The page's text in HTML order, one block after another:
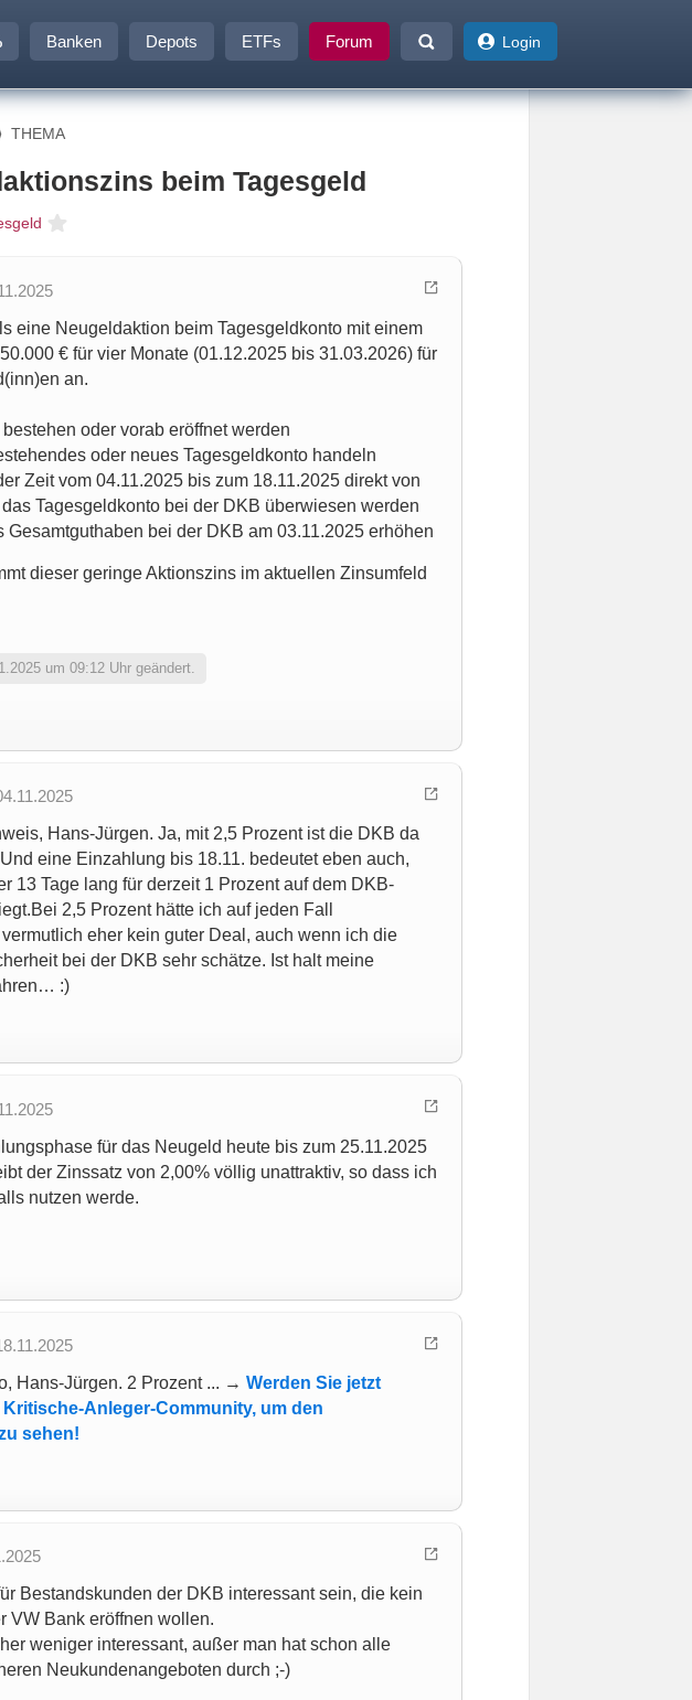
Banken Depots ETFs Forum Login
THEMA
beim Tagesgeld
eine Neugeldaktion beim Tagesgeldkonto mit einem
€ für vier Monate (01.12.2025 bis 31.03.2026) für
an.
oder vorab eröffnet werden
oder neues Tagesgeldkonto handeln
Zeit vom 04.11.2025 bis zum 18.11.2025 direkt von
Tagesgeldkonto bei der DKB überwiesen werden
Gesamtguthaben bei der DKB am 03.11.2025 erhöhen
dieser geringe Aktionszins im aktuellen Zinsumfeld
um 09:12 Uhr geändert.
Hans-Jürgen. Ja, mit 2,5 Prozent ist die DKB da
eine Einzahlung bis 18.11. bedeutet eben auch,
13 Tage lang für derzeit 1 Prozent auf dem DKB-
2,5 Prozent hätte ich auf jeden Fall
eher kein guter Deal, auch wenn ich die
bei der DKB sehr schätze. Ist halt meine
:)
für das Neugeld heute bis zum 25.11.2025
der Zinssatz von 2,00% völlig unattraktiv, so dass ich
nutzen werde.
Hans-Jürgen. 2 Prozent ... → Werden Sie jetzt
Anleger-Community, um den
sehen!
Bestandskunden der DKB interessant sein, die kein
VW Bank eröffnen wollen.
weniger interessant, außer man hat schon alle
Neukundenangeboten durch ;-)